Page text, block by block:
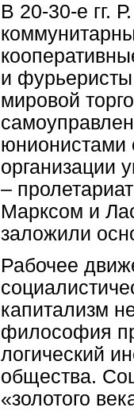
В 20-30-е гг.
и
мировой
юнионистами
организации
–
Марксом и
заложили
Рабочее
капитализм
философия
логический
общества.
«золотого